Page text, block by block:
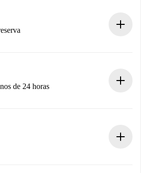
necessárias
até que o proprietário confirme.
de 24 horas
nada e ofereceremos